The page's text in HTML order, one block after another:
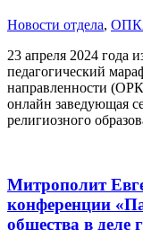
Новости отдела, ОПК
23 апреля 2024 года
педагогический
направленности
онлайн заведующая
религиозного
Митрополит
конференции
общества в деле